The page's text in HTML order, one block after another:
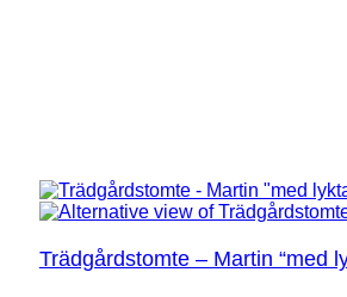
Trädgårdstomte – Martin “med